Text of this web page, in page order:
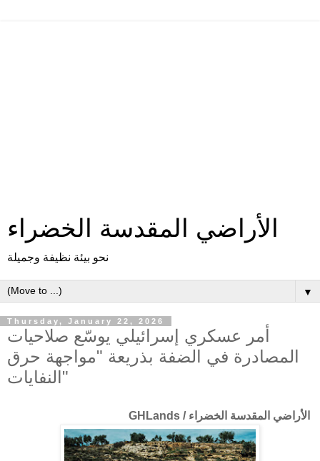
الأراضي المقدسة الخضراء
نحو بيئة نظيفة وجميلة
▼
Thursday, January 22, 2026
أمر عسكري إسرائيلي يوسّع صلاحيات
المصادرة في الضفة بذريعة "مواجهة حرق
النفايات"
الأراضي المقدسة الخضراء / GHLands